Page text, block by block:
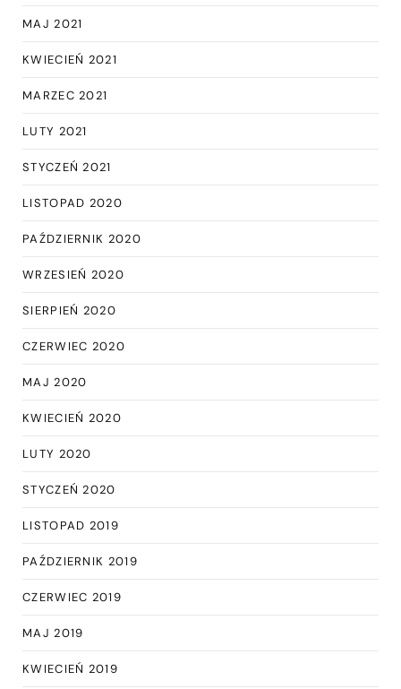
MAJ 2021
KWIECIEŃ 2021
MARZEC 2021
LUTY 2021
STYCZEŃ 2021
LISTOPAD 2020
PAŹDZIERNIK 2020
WRZESIEŃ 2020
SIERPIEŃ 2020
CZERWIEC 2020
MAJ 2020
KWIECIEŃ 2020
LUTY 2020
STYCZEŃ 2020
LISTOPAD 2019
PAŹDZIERNIK 2019
CZERWIEC 2019
MAJ 2019
KWIECIEŃ 2019